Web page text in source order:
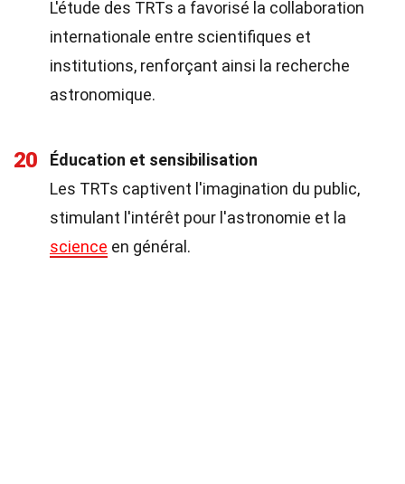
L'étude des TRTs a favorisé la collaboration
internationale entre scientifiques et
institutions, renforçant ainsi la recherche
astronomique.
20
Éducation et sensibilisation
Les TRTs captivent l'imagination du public,
stimulant l'intérêt pour l'astronomie et la
science en général.